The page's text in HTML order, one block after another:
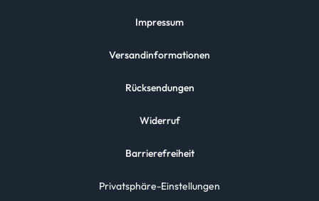
Impressum
Versandinformationen
Rücksendungen
Widerruf
Barrierefreiheit
Privatsphäre-Einstellungen